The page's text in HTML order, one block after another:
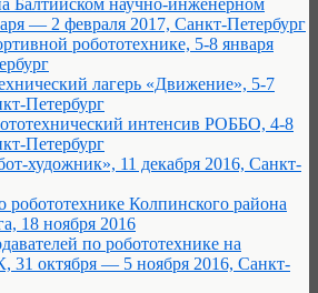
Балтийском научно-инженерном
— 2 февраля 2017, Санкт-Петербург
робототехнике, 5-8 января
лагерь «Движение», 5-7
Петербург
интенсив РОББО, 4-8
Петербург
художник», 11 декабря 2016, Санкт-
робототехнике Колпинского района
18 ноября 2016
по робототехнике на
31 октября — 5 ноября 2016, Санкт-